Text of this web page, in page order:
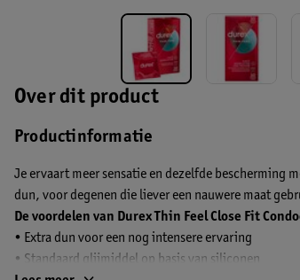
Over dit product
Productinformatie
Je ervaart meer sensatie en dezelfde bescherming
dun, voor degenen die liever een nauwere maat
De voordelen van Durex Thin Feel Close Fit
• Extra dun voor een nog intensere ervaring
• Standaard glijmiddel op basis van siliconen